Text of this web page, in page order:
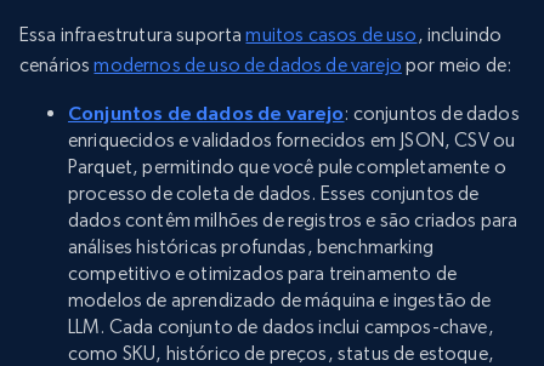
Essa infraestrutura suportamuitos casos de uso , incluindo
cenáriosmodernos de uso de dados de varejo por meio de:
Conjuntos de dados de varejo: conjuntos de dados
enriquecidos e validados fornecidos em JSON, CSV ou
Parquet, permitindo que você pule completamente o
processo de coleta de dados. Esses conjuntos de
dados contêm milhões de registros e são criados para
análises históricas profundas, benchmarking
competitivo e otimizados para treinamento de
modelos de aprendizado de máquina e ingestão de
LLM. Cada conjunto de dados inclui campos-chave,
como SKU, histórico de preços, status de estoque,